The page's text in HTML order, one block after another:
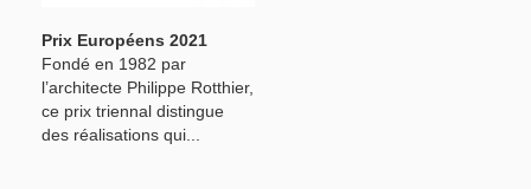
Prix Européens 2021
Fondé en 1982 par
l’architecte Philippe Rotthier,
ce prix triennal distingue
des réalisations qui...